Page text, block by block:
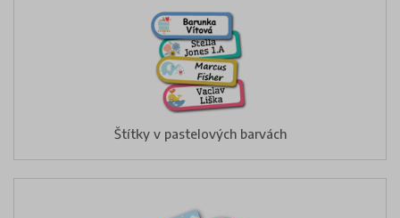
Štítky v pastelových barvách